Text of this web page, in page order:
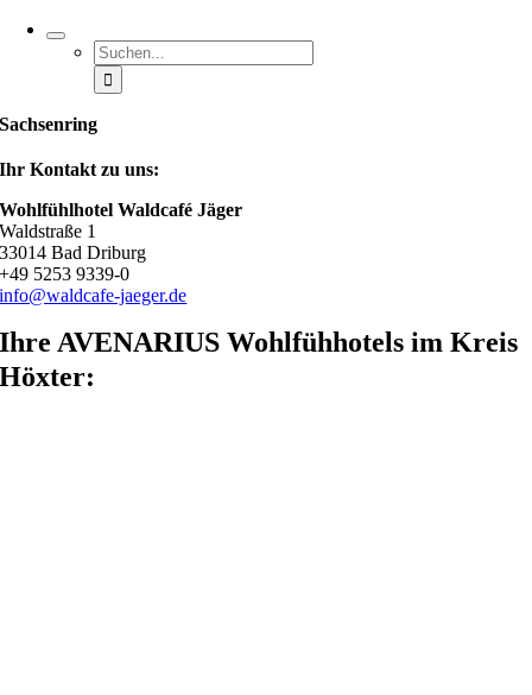
Suche
nach:
Sachsenring
Ihr Kontakt zu uns:
Wohlfühlhotel Waldcafé Jäger
Waldstraße 1
33014 Bad Driburg
+49 5253 9339-0
info@waldcafe-jaeger.de
Ihre AVENARIUS Wohlfühhotels im Kreis
Höxter: